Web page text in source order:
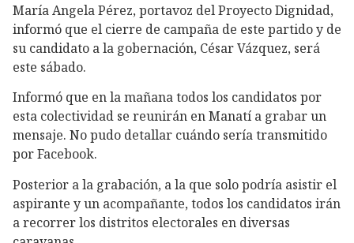
María Angela Pérez, portavoz del Proyecto Dignidad,
informó que el cierre de campaña de este partido y de
su candidato a la gobernación, César Vázquez, será
este sábado.
Informó que en la mañana todos los candidatos por
esta colectividad se reunirán en Manatí a grabar un
mensaje. No pudo detallar cuándo sería transmitido
por Facebook.
Posterior a la grabación, a la que solo podría asistir el
aspirante y un acompañante, todos los candidatos irán
a recorrer los distritos electorales en diversas